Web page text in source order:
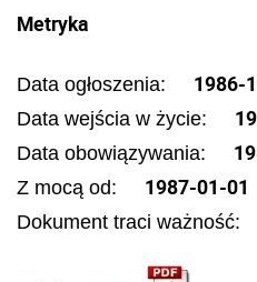
Metryka
Data ogłoszenia: 1986-
Data wejścia w życie:
Data obowiązywania:
Z mocą od: 1987-01-01
Dokument traci ważność: